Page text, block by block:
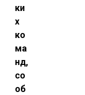
ки
х
ко
ма
нд,
со
об